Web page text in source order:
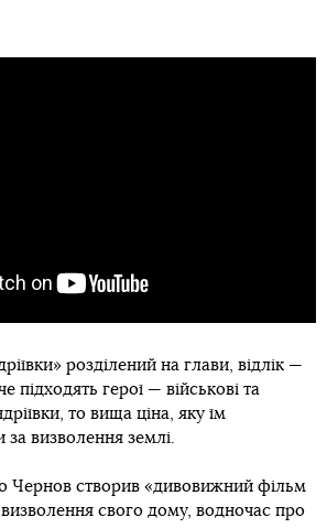
розділений на глави, відлік —
герої — військові та
то вища ціна, яку їм
визволення землі.
Чернов створив «дивовижний фільм
свого дому, водночас про